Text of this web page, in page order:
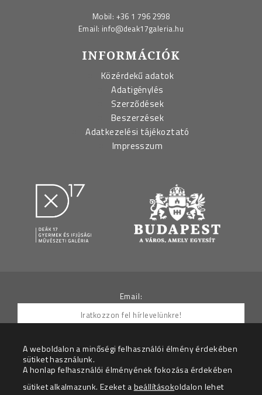
Mobil: +36 1 796 2998
Email: info@deak17galeria.hu
INFORMÁCIÓK
Közérdekű adatok
Adatigénylés
Szerződések
Beszerzések
Adatkezelési tájékoztató
Impresszum
Email:
Hozzájárulok ahhoz, hogy az Adatkezelő részemre
A weboldalon a minőségi felhasználói élmény érdekében
sütiket használunk.
A honlap felhasználói élményének fokozása érdekében
sütiket alkalmazunk. Ezeket abeállításokoldalon lehet